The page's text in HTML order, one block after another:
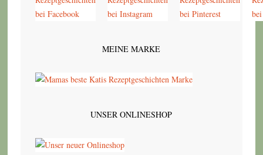
MEINE MARKE
UNSER ONLINESHOP